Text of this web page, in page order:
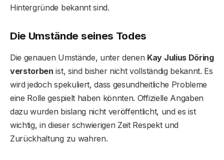
Hintergründe bekannt sind.
Die Umstände seines Todes
Die genauen Umstände, unter denen Kay Julius Döring
verstorben ist, sind bisher nicht vollständig bekannt. Es
wird jedoch spekuliert, dass gesundheitliche Probleme
eine Rolle gespielt haben könnten. Offizielle Angaben
dazu wurden bislang nicht veröffentlicht, und es ist
wichtig, in dieser schwierigen Zeit Respekt und
Zurückhaltung zu wahren.